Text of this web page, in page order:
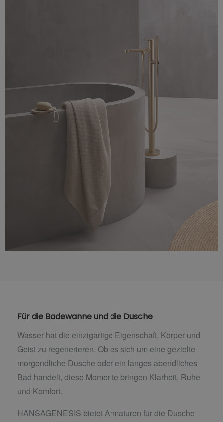
Für die Badewanne und die Dusche
Wasser hat die einzigartige Eigenschaft, Körper und
Geist zu regenerieren. Ob es sich um eine gezielte
morgendliche Dusche oder ein langes abendliches
Bad handelt, diese Momente bringen Klarheit, Ruhe
und Komfort.
HANSAGENESIS bietet Armaturen für die Dusche